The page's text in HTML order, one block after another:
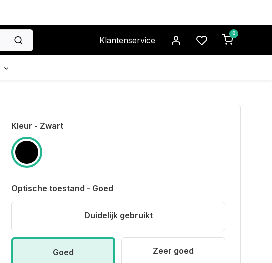
Klantenservice
0
Kleur - Zwart
Optische toestand - Goed
Duidelijk gebruikt
Goed Zeer goed